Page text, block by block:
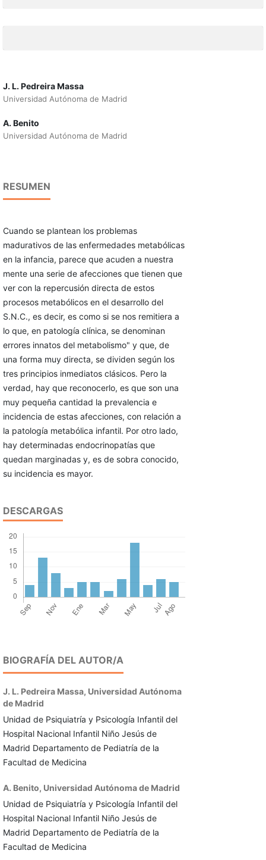
J. L. Pedreira Massa
Universidad Autónoma de Madrid
A. Benito
Universidad Autónoma de Madrid
RESUMEN
Cuando se plantean los problemas
madurativos de las enfermedades metabólicas
en la infancia, parece que acuden a nuestra
mente una serie de afecciones que tienen que
ver con la repercusión directa de estos
procesos metabólicos en el desarrollo del
S.N.C., es decir, es como si se nos remitiera a
lo que, en patología clínica, se denominan
errores innatos del metabolismo" y que, de
una forma muy directa, se dividen según los
tres principios inmediatos clásicos. Pero la
verdad, hay que reconocerlo, es que son una
muy pequeña cantidad la prevalencia e
incidencia de estas afecciones, con relación a
la patología metabólica infantil. Por otro lado,
hay determinadas endocrinopatías que
quedan marginadas y, es de sobra conocido,
su incidencia es mayor.
DESCARGAS
BIOGRAFÍA DEL AUTOR/A
J. L. Pedreira Massa, Universidad Autónoma
de Madrid
Unidad de Psiquiatría y Psicología Infantil del
Hospital Nacional Infantil Niño Jesús de
Madrid Departamento de Pediatría de la
Facultad de Medicina
A. Benito, Universidad Autónoma de Madrid
Unidad de Psiquiatría y Psicología Infantil del
Hospital Nacional Infantil Niño Jesús de
Madrid Departamento de Pediatría de la
Facultad de Medicina